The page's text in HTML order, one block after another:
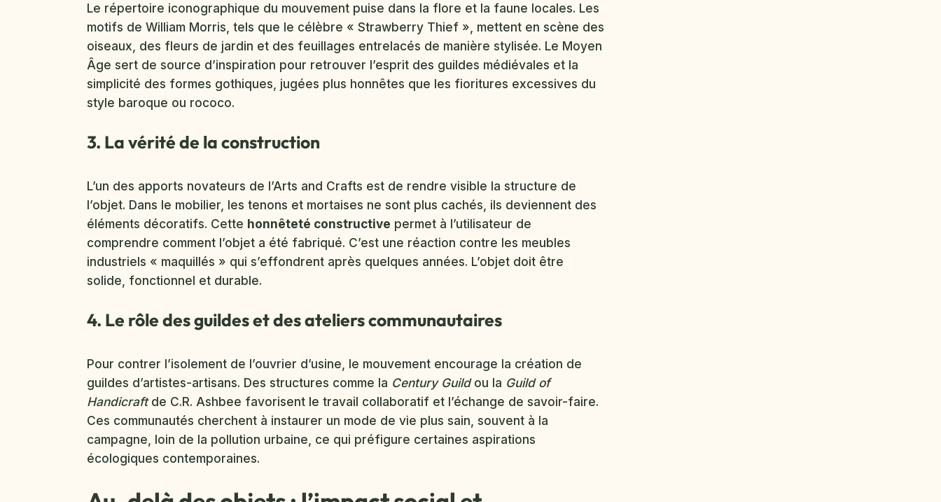
Le répertoire iconographique du mouvement puise dans la flore et la faune locales. Les
motifs de William Morris, tels que le célèbre « Strawberry Thief », mettent en scène des
oiseaux, des fleurs de jardin et des feuillages entrelacés de manière stylisée. Le Moyen
Âge sert de source d’inspiration pour retrouver l’esprit des guildes médiévales et la
simplicité des formes gothiques, jugées plus honnêtes que les fioritures excessives du
style baroque ou rococo.
3. La vérité de la construction
L’un des apports novateurs de l’Arts and Crafts est de rendre visible la structure de
l’objet. Dans le mobilier, les tenons et mortaises ne sont plus cachés, ils deviennent des
éléments décoratifs. Cette honnêteté constructive permet à l’utilisateur de
comprendre comment l’objet a été fabriqué. C’est une réaction contre les meubles
industriels « maquillés » qui s’effondrent après quelques années. L’objet doit être
solide, fonctionnel et durable.
4. Le rôle des guildes et des ateliers communautaires
Pour contrer l’isolement de l’ouvrier d’usine, le mouvement encourage la création de
guildes d’artistes-artisans. Des structures comme la Century Guildou la Guild of
Handicraftde C.R. Ashbee favorisent le travail collaboratif et l’échange de savoir-faire.
Ces communautés cherchent à instaurer un mode de vie plus sain, souvent à la
campagne, loin de la pollution urbaine, ce qui préfigure certaines aspirations
écologiques contemporaines.